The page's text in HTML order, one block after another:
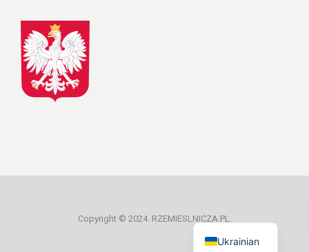
Copyright © 2024. RZEMIESLNICZA.PL.
Ukrainian
Polish